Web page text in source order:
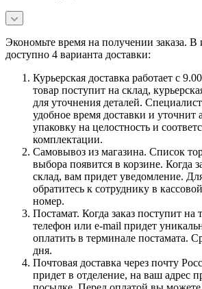
Экономьте время на получении заказа. В
доступно 4 варианта доставки:
Курьерская доставка работает с
товар поступит на склад,
для уточнения деталей.
удобное время доставки и уточнит
упаковку на целостность и
комплектации.
Самовывоз из магазина. Список
выбора появится в корзине. Когда
склад, вам придет уведомление.
обратитесь к сотруднику в
номер.
Постамат. Когда заказ поступит на
телефон или e-mail придет
оплатить в терминале постамата.
дня.
Почтовая доставка через почту
придет в отделение, на ваш адрес